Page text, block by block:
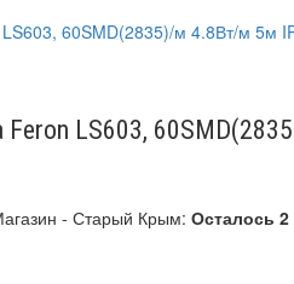
Feron LS603,
- Старый Крым: Осталось 2